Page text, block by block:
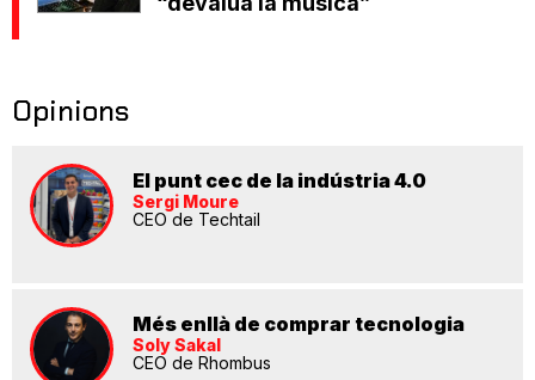
Opinions
El punt cec de la indústria 4.0
Sergi Moure
CEO de Techtail
Més enllà de comprar tecnologia
Soly Sakal
CEO de Rhombus